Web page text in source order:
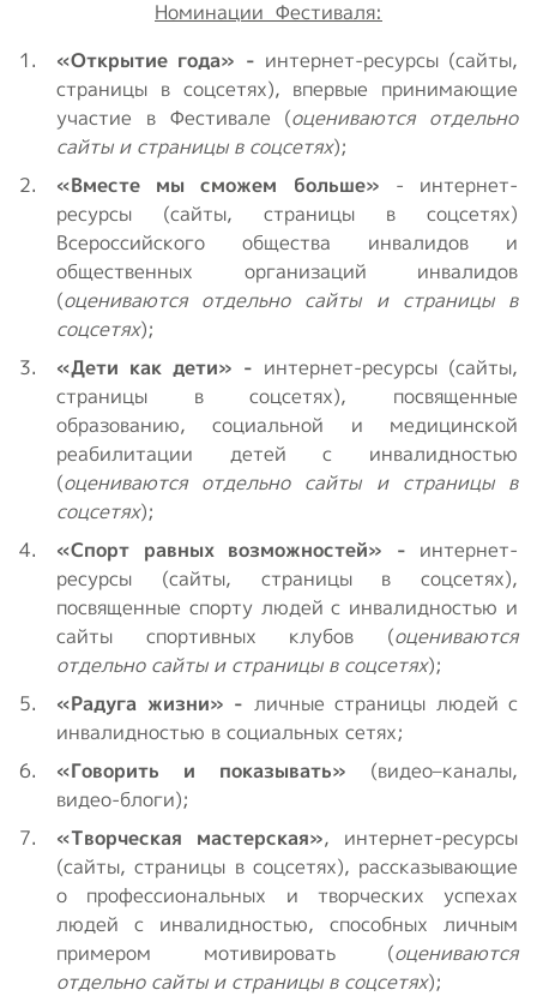
Номинации Фестиваля:
«Открытие года» - интернет-ресурсы (сайты,
страницы в соцсетях), впервые принимающие
участие в Фестивале (оцениваются отдельно
сайты и страницы в соцсетях);
«Вместе мы сможем больше» - интернет-
ресурсы (сайты, страницы в соцсетях)
Всероссийского общества инвалидов и
общественных организаций инвалидов
(оцениваются отдельно сайты и страницы в
соцсетях);
«Дети как дети» - интернет-ресурсы (сайты,
страницы в соцсетях), посвященные
образованию, социальной и медицинской
реабилитации детей с инвалидностью
(оцениваются отдельно сайты и страницы в
соцсетях);
«Спорт равных возможностей» - интернет-
ресурсы (сайты, страницы в соцсетях),
посвященные спорту людей с инвалидностью и
сайты спортивных клубов (оцениваются
отдельно сайты и страницы в соцсетях);
«Радуга жизни» - личные страницы людей с
инвалидностью в социальных сетях;
«Говорить и показывать» (видео–каналы,
видео-блоги);
«Творческая мастерская», интернет-ресурсы
(сайты, страницы в соцсетях), рассказывающие
о профессиональных и творческих успехах
людей с инвалидностью, способных личным
примером мотивировать (оцениваются
отдельно сайты и страницы в соцсетях);